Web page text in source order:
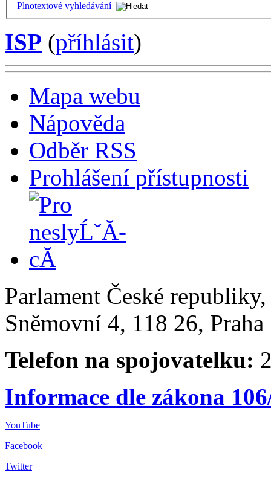
Plnotextové vyhledávání
ISP (příhlásit)
Mapa webu
Nápověda
Odběr RSS
Prohlášení přístupnosti
Parlament České
Sněmovní 4, 118 26,
Telefon na spojovatelku:
Informace dle zákona
YouTube
Facebook
Twitter